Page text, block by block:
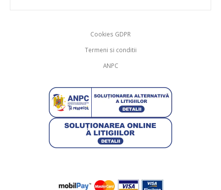
Cookies GDPR
Termeni si conditii
ANPC